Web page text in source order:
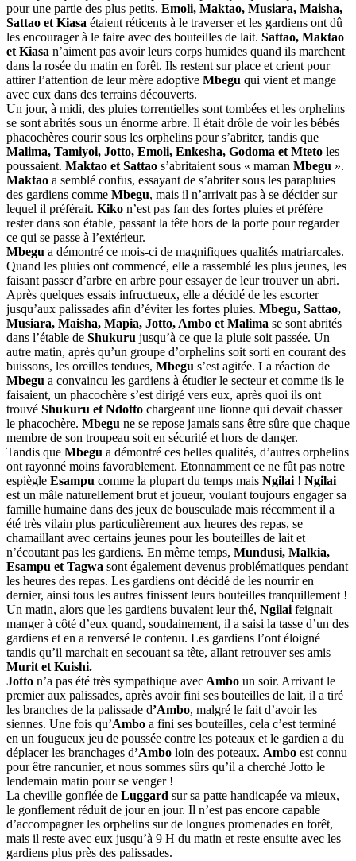
pour une partie des plus petits. Emoli, Maktao, Musiara, Maisha,
Sattao et Kiasa étaient réticents à le traverser et les gardiens ont dû
les encourager à le faire avec des bouteilles de lait. Sattao, Maktao
et Kiasa n’aiment pas avoir leurs corps humides quand ils marchent
dans la rosée du matin en forêt. Ils restent sur place et crient pour
attirer l’attention de leur mère adoptive Mbegu qui vient et mange
avec eux dans des terrains découverts.
Un jour, à midi, des pluies torrentielles sont tombées et les orphelins
se sont abrités sous un énorme arbre. Il était drôle de voir les bébés
phacochères courir sous les orphelins pour s’abriter, tandis que
Malima, Tamiyoi, Jotto, Emoli, Enkesha, Godoma et Mteto les
poussaient. Maktao et Sattao s’abritaient sous « maman Mbegu ».
Maktao a semblé confus, essayant de s’abriter sous les parapluies
des gardiens comme Mbegu, mais il n’arrivait pas à se décider sur
lequel il préférait. Kiko n’est pas fan des fortes pluies et préfère
rester dans son étable, passant la tête hors de la porte pour regarder
ce qui se passe à l’extérieur.
Mbegu a démontré ce mois-ci de magnifiques qualités matriarcales.
Quand les pluies ont commencé, elle a rassemblé les plus jeunes, les
faisant passer d’arbre en arbre pour essayer de leur trouver un abri.
Après quelques essais infructueux, elle a décidé de les escorter
jusqu’aux palissades afin d’éviter les fortes pluies. Mbegu, Sattao,
Musiara, Maisha, Mapia, Jotto, Ambo et Malima se sont abrités
dans l’étable de Shukuru jusqu’à ce que la pluie soit passée. Un
autre matin, après qu’un groupe d’orphelins soit sorti en courant des
buissons, les oreilles tendues, Mbegu s’est agitée. La réaction de
Mbegu a convaincu les gardiens à étudier le secteur et comme ils le
faisaient, un phacochère s’est dirigé vers eux, après quoi ils ont
trouvé Shukuru et Ndotto chargeant une lionne qui devait chasser
le phacochère. Mbegu ne se repose jamais sans être sûre que chaque
membre de son troupeau soit en sécurité et hors de danger.
Tandis que Mbegu a démontré ces belles qualités, d’autres orphelins
ont rayonné moins favorablement. Etonnamment ce ne fût pas notre
espiègle Esampu comme la plupart du temps mais Ngilai ! Ngilai
est un mâle naturellement brut et joueur, voulant toujours engager sa
famille humaine dans des jeux de bousculade mais récemment il a
été très vilain plus particulièrement aux heures des repas, se
chamaillant avec certains jeunes pour les bouteilles de lait et
n’écoutant pas les gardiens. En même temps, Mundusi, Malkia,
Esampu et Tagwa sont également devenus problématiques pendant
les heures des repas. Les gardiens ont décidé de les nourrir en
dernier, ainsi tous les autres finissent leurs bouteilles tranquillement !
Un matin, alors que les gardiens buvaient leur thé, Ngilai feignait
manger à côté d’eux quand, soudainement, il a saisi la tasse d’un des
gardiens et en a renversé le contenu. Les gardiens l’ont éloigné
tandis qu’il marchait en secouant sa tête, allant retrouver ses amis
Murit et Kuishi.
Jotto n’a pas été très sympathique avec Ambo un soir. Arrivant le
premier aux palissades, après avoir fini ses bouteilles de lait, il a tiré
les branches de la palissade d’Ambo, malgré le fait d’avoir les
siennes. Une fois qu’Ambo a fini ses bouteilles, cela c’est terminé
en un fougueux jeu de poussée contre les poteaux et le gardien a du
déplacer les branchages d’Ambo loin des poteaux. Ambo est connu
pour être rancunier, et nous sommes sûrs qu’il a cherché Jotto le
lendemain matin pour se venger !
La cheville gonflée de Luggard sur sa patte handicapée va mieux,
le gonflement réduit de jour en jour. Il n’est pas encore capable
d’accompagner les orphelins sur de longues promenades en forêt,
mais il reste avec eux jusqu’à 9 H du matin et reste ensuite avec les
gardiens plus près des palissades.